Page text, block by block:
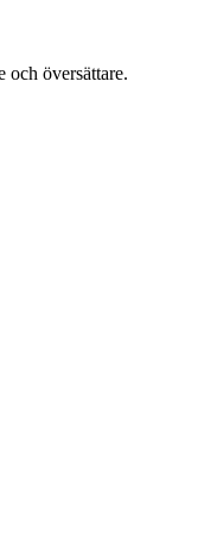
och översättare.